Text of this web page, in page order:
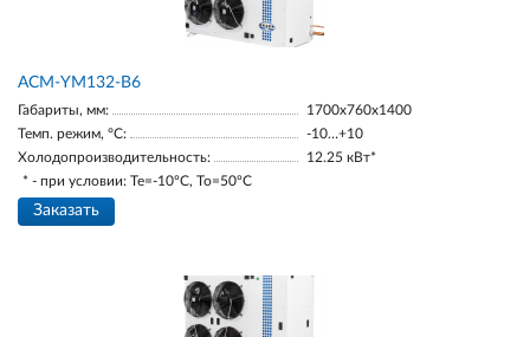
АСМ-YM132-В6
Габариты, мм:
1700х760х1400
Темп. режим, °С:
-10…+10
Холодопроизводительность:
12.25 кВт*
* - при условии: Te=-10ºC, To=50ºC
Заказать